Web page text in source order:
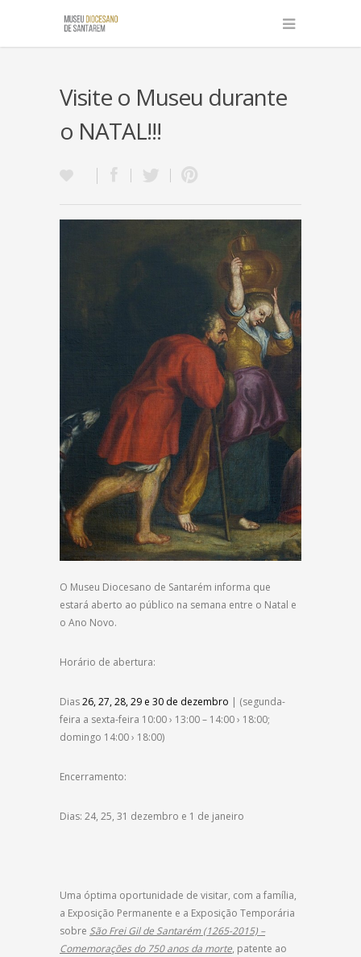
Visite o Museu durante
o NATAL!!!
O Museu Diocesano de Santarém informa que
estará aberto ao público na semana entre o Natal e
o Ano Novo.
Horário de abertura:
Dias26, 27, 28, 29 e 30 de dezembro | (segunda-
feira a sexta-feira 10:00 › 13:00 – 14:00 › 18:00;
domingo 14:00 › 18:00)
Encerramento:
Dias: 24, 25, 31 dezembro e 1 de janeiro
Uma óptima oportunidade de visitar, com a família,
a Exposição Permanente e a Exposição Temporária
sobre São Frei Gil de Santarém (1265-2015) –
Comemorações do 750 anos da morte, patente ao